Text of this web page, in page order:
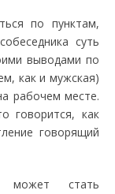
по пунктам,
суть
выводами по
как и мужская)
рабочем месте.
говорится, как
говорящий
может стать